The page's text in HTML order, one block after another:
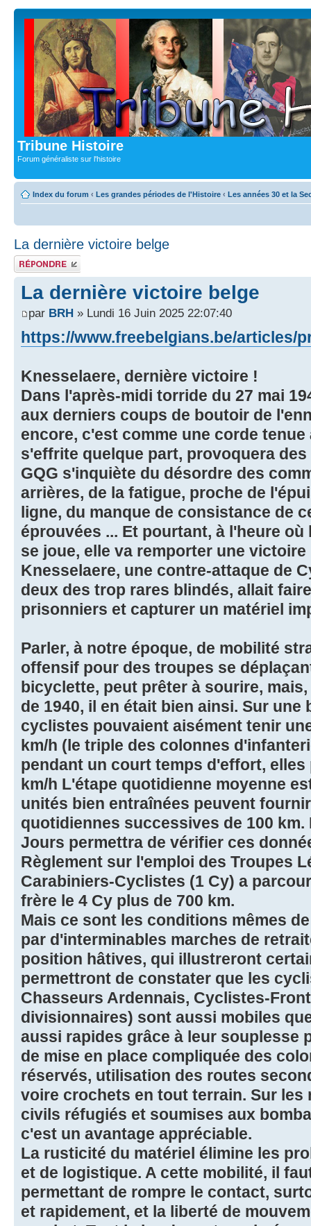
Tribune Histoire
Forum généraliste sur l'histoire
Index du forum ‹ Les grandes périodes de l'Histoire ‹ Les années 30 et la
La dernière victoire belge
Publier une
réponse
La dernière victoire belge
par BRH » Lundi 16 Juin 2025 22:07:40
https://www.freebelgians.be/articles/
Knesselaere, dernière victoire !
Dans l'après-midi torride du 27 mai
aux derniers coups de boutoir de
encore, c'est comme une corde
s'effrite quelque part, provoquera
GQG s'inquiète du désordre des
arrières, de la fatigue, proche de
ligne, du manque de consistance de
éprouvées ... Et pourtant, à l'heure où
se joue, elle va remporter une victoire
Knesselaere, une contre-attaque de
deux des trop rares blindés, allait
prisonniers et capturer un matériel
Parler, à notre époque, de mobilité
offensif pour des troupes se
bicyclette, peut prêter à sourire,
de 1940, il en était bien ainsi. Sur
cyclistes pouvaient aisément tenir
km/h (le triple des colonnes
pendant un court temps d'effort,
km/h L'étape quotidienne moyenne
unités bien entraînées peuvent
quotidiennes successives de 100
Jours permettra de vérifier ces
Règlement sur l'emploi des Troupes
Carabiniers-Cyclistes (1 Cy) a
frère le 4 Cy plus de 700 km.
Mais ce sont les conditions mêmes
par d'interminables marches de
position hâtives, qui illustreront
permettront de constater que les
Chasseurs Ardennais, Cyclistes-
divisionnaires) sont aussi mobiles
aussi rapides grâce à leur souplesse
de mise en place compliquée des
réservés, utilisation des routes
voire crochets en tout terrain. Sur les
civils réfugiés et soumises aux
c'est un avantage appréciable.
La rusticité du matériel élimine les
et de logistique. A cette mobilité, il
permettant de rompre le contact,
et rapidement, et la liberté de